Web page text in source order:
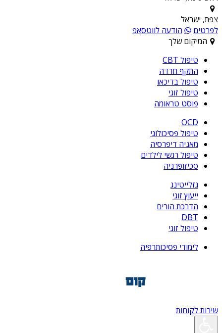
צפת, ישראל
לפרטים
הודעה לווטסאפ
המיקום שלך
טיפול CBT
התקף חרדה
טיפול בדיכאו
טיפול זוגי
פוסט טראומה
OCD
טיפול פסיכולוגי
מאניה דיפרסיה
טיפול רגשי לילדים
סכיזופרניה
גזלייטינג
ייעוץ זוגי
הדרכת הורים
DBT
טיפול זוגי
לימודי פסיכותרפיה
שירות לקוחות